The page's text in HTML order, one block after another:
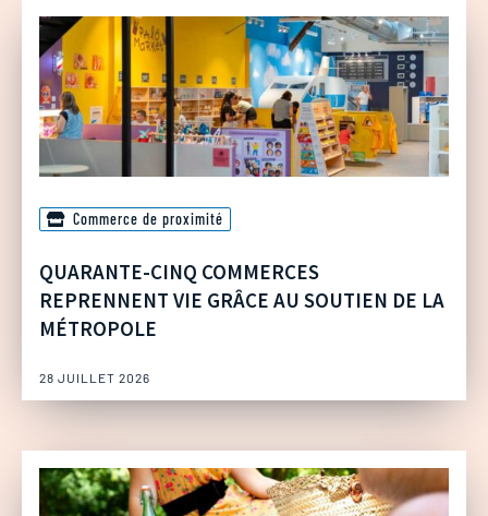
Commerce de proximité
QUARANTE-CINQ COMMERCES
REPRENNENT VIE GRÂCE AU SOUTIEN DE LA
MÉTROPOLE
28 JUILLET 2026